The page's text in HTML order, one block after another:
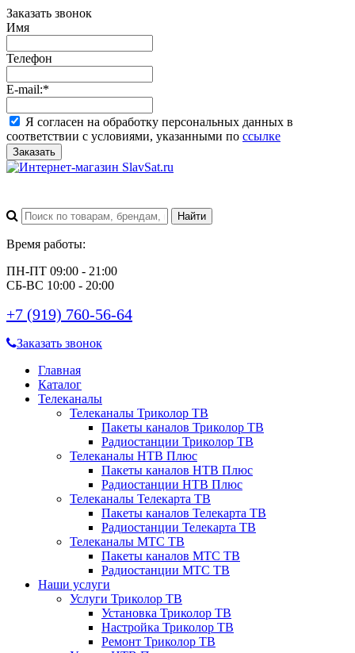
Заказать звонок
Имя
Телефон
E-mail:*
Я согласен на обработку персональных данных в
соответствии с условиями, указанными по ссылке
Заказать
Время работы:
ПН-ПТ 09:00 - 21:00
СБ-ВС 10:00 - 20:00
+7 (919) 760-56-64
Заказать звонок
Главная
Каталог
Телеканалы
Телеканалы Триколор ТВ
Пакеты каналов Триколор ТВ
Радиостанции Триколор ТВ
Телеканалы НТВ Плюс
Пакеты каналов НТВ Плюс
Радиостанции НТВ Плюс
Телеканалы Телекарта ТВ
Пакеты каналов Телекарта ТВ
Радиостанции Телекарта ТВ
Телеканалы МТС ТВ
Пакеты каналов МТС ТВ
Радиостанции МТС ТВ
Наши услуги
Услуги Триколор ТВ
Установка Триколор ТВ
Настройка Триколор ТВ
Ремонт Триколор ТВ